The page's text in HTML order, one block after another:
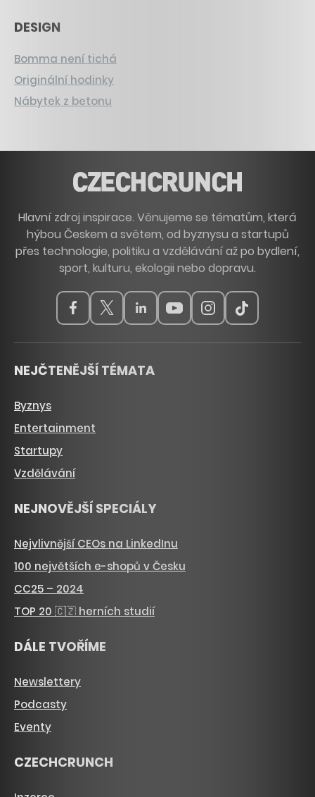
DESIGN
Bomma není tichá
Originální hodinky
Nábytek z betonu
Hlavní zdroj inspirace. Věnujeme se tématům, která
hýbou Českem a světem, od byznysu a startupů
přes technologie, politiku a vzdělávání až po bydlení,
sport, kulturu, ekologii nebo dopravu.
NEJČTENĚJŠÍ TÉMATA
Byznys
Entertainment
Startupy
Vzdělávání
NEJNOVĚJŠÍ SPECIÁLY
Nejvlivnější CEOs na LinkedInu
100 největších e-shopů v Česku
CC25 – 2024
TOP 20 🇨🇿 herních studií
DÁLE TVOŘÍME
Newslettery
Podcasty
Eventy
CZECHCRUNCH